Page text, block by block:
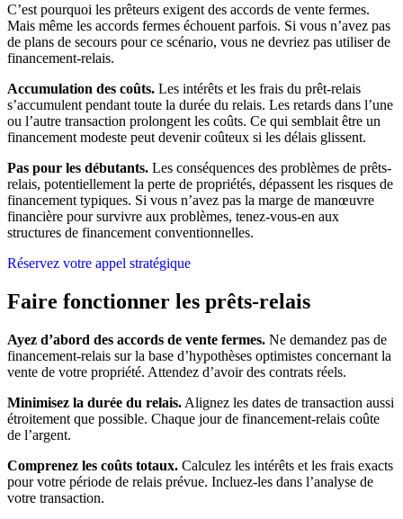
C’est pourquoi les prêteurs exigent des accords de vente fermes.
Mais même les accords fermes échouent parfois. Si vous n’avez pas
de plans de secours pour ce scénario, vous ne devriez pas utiliser de
financement-relais.
Accumulation des coûts. Les intérêts et les frais du prêt-relais
s’accumulent pendant toute la durée du relais. Les retards dans l’une
ou l’autre transaction prolongent les coûts. Ce qui semblait être un
financement modeste peut devenir coûteux si les délais glissent.
Pas pour les débutants. Les conséquences des problèmes de prêts-
relais, potentiellement la perte de propriétés, dépassent les risques de
financement typiques. Si vous n’avez pas la marge de manœuvre
financière pour survivre aux problèmes, tenez-vous-en aux
structures de financement conventionnelles.
Réservez votre appel stratégique
Faire fonctionner les prêts-relais
Ayez d’abord des accords de vente fermes. Ne demandez pas de
financement-relais sur la base d’hypothèses optimistes concernant la
vente de votre propriété. Attendez d’avoir des contrats réels.
Minimisez la durée du relais. Alignez les dates de transaction aussi
étroitement que possible. Chaque jour de financement-relais coûte
de l’argent.
Comprenez les coûts totaux. Calculez les intérêts et les frais exacts
pour votre période de relais prévue. Incluez-les dans l’analyse de
votre transaction.